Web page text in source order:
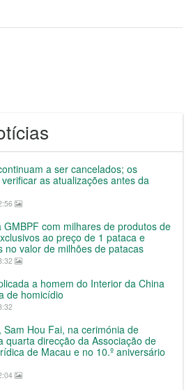
a ser cancelados; os
as atualizações antes da
GMBPF com milhares de produtos de
ao preço de 1 pataca e
no valor de milhões de patacas
a homem do Interior da China
de homicídio
Sam Hou Fai, na cerimónia de
quarta direcção da Associação de
de Macau e no 10.º aniversário